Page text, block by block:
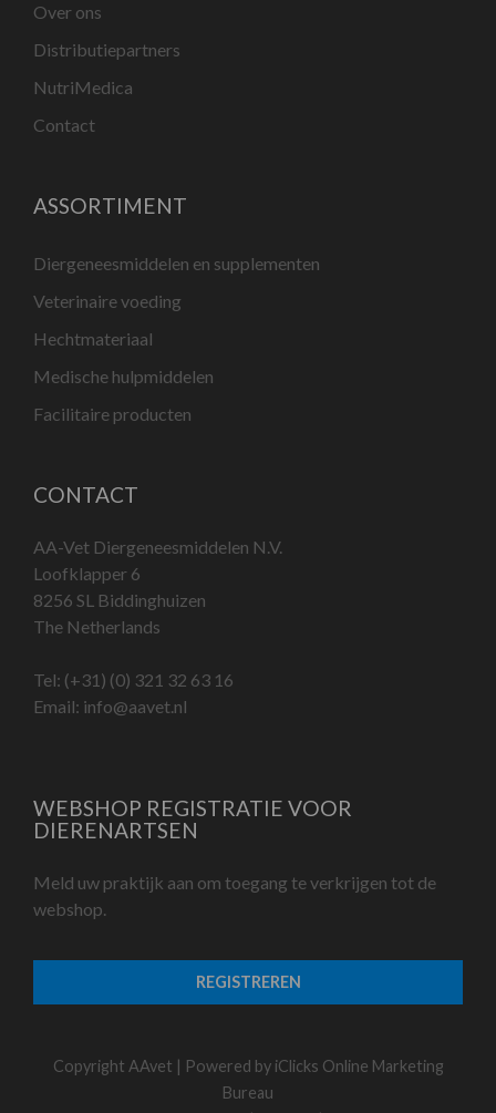
Over ons
Distributiepartners
NutriMedica
Contact
ASSORTIMENT
Diergeneesmiddelen en supplementen
Veterinaire voeding
Hechtmateriaal
Medische hulpmiddelen
Facilitaire producten
CONTACT
AA-Vet Diergeneesmiddelen N.V.
Loofklapper 6
8256 SL Biddinghuizen
The Netherlands
Tel: (+31) (0) 321 32 63 16
Email: info@aavet.nl
WEBSHOP REGISTRATIE VOOR
DIERENARTSEN
Meld uw praktijk aan om toegang te verkrijgen tot de
webshop.
REGISTREREN
Copyright AAvet | Powered by iClicks Online Marketing
Bureau